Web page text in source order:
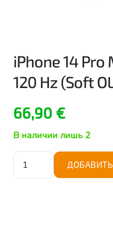
iPhone 14 Pro
120 Hz (Soft
66,90 €
В наличии лишь 2
Количество
товара